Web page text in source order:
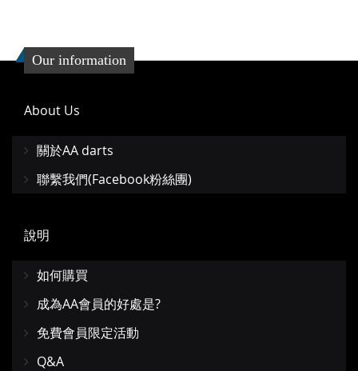
Our information
About Us
關於AA darts
聯繫我們(Facebook粉絲團)
說明
如何購買
成為AA會員的好處是?
免費會員限定活動
Q&A